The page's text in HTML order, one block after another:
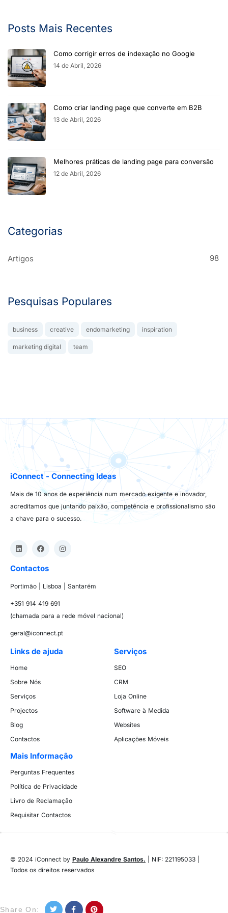
Posts Mais Recentes
Como corrigir erros de indexação no Google
14 de Abril, 2026
Como criar landing page que converte em B2B
13 de Abril, 2026
Melhores práticas de landing page para conversão
12 de Abril, 2026
Categorias
Artigos 98
Pesquisas Populares
business creative endomarketing inspiration
marketing digital team
iConnect - Connecting Ideas
Mais de 10 anos de experiência num mercado exigente e inovador,
acreditamos que juntando paixão, competência e profissionalismo são
a chave para o sucesso.
Contactos
Portimão | Lisboa | Santarém
+351 914 419 691
(chamada para a rede móvel nacional)
geral@iconnect.pt
Links de ajuda
Home
Sobre Nós
Serviços
Projectos
Blog
Contactos
Serviços
SEO
CRM
Loja Online
Software à Medida
Websites
Aplicações Móveis
Mais Informação
Perguntas Frequentes
Política de Privacidade
Livro de Reclamação
Requisitar Contactos
© 2024 iConnect by Paulo Alexandre Santos. | NIF: 221195033 |
Todos os direitos reservados
Share On: